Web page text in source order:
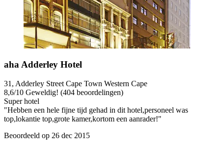
aha Adderley Hotel
31, Adderley Street Cape Town Western Cape
8,6/10 Geweldig! (404 beoordelingen)
Super hotel
"Hebben een hele fijne tijd gehad in dit hotel,personeel was
top,lokantie top,grote kamer,kortom een aanrader!"
Beoordeeld op 26 dec 2015